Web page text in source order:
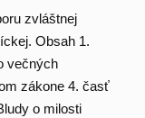
zvláštnej
Obsah 1.
večných
zákone 4. časť
o milosti